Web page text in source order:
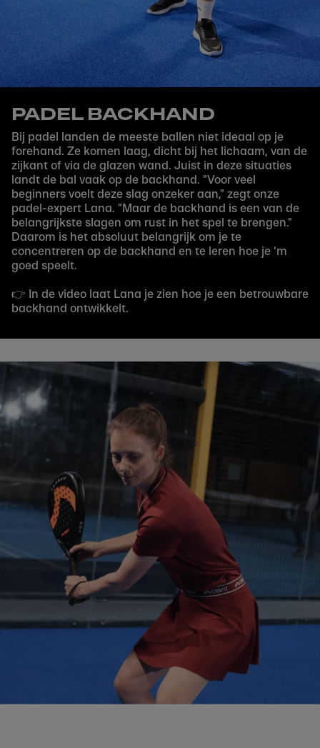
PADEL BACKHAND
Bij padel landen de meeste ballen niet ideaal op je
forehand. Ze komen laag, dicht bij het lichaam, van de
zijkant of via de glazen wand. Juist in deze situaties
landt de bal vaak op de backhand. "Voor veel
beginners voelt deze slag onzeker aan," zegt onze
padel-expert Lana. "Maar de backhand is een van de
belangrijkste slagen om rust in het spel te brengen."
Daarom is het absoluut belangrijk om je te
concentreren op de backhand en te leren hoe je ‘m
goed speelt.
👉 In de video laat Lana je zien hoe je een betrouwbare
backhand ontwikkelt.